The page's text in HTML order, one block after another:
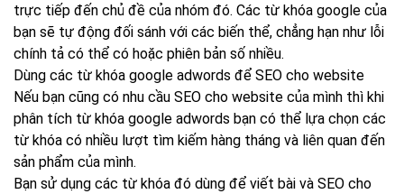
trực tiếp đến chủ đề của nhóm đó. Các từ khóa google của
bạn sẽ tự động đối sánh với các biến thể, chẳng hạn như lỗi
chính tả có thể có hoặc phiên bản số nhiều.
Dùng các từ khóa google adwords để SEO cho website
Nếu bạn cũng có nhu cầu SEO cho website của mình thì khi
phân tích từ khóa google adwords bạn có thể lựa chọn các
từ khóa có nhiều lượt tìm kiếm hàng tháng và liên quan đến
sản phẩm của mình.
Bạn sử dụng các từ khóa đó dùng để viết bài và SEO cho